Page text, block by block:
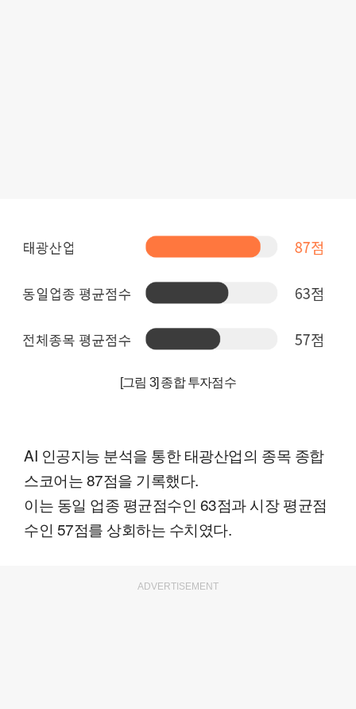
[그림 3] 종합 투자점수
AI 인공지능 분석을 통한 태광산업의 종목 종합
스코어는 87점을 기록했다.
이는 동일 업종 평균점수인 63점과 시장 평균점
수인 57점를 상회하는 수치였다.
ADVERTISEMENT